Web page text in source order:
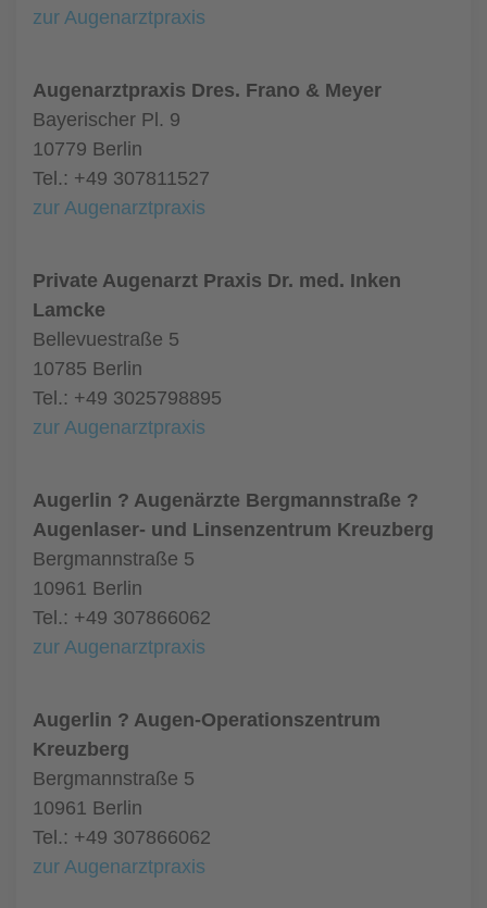
zur Augenarztpraxis
Augenarztpraxis Dres. Frano & Meyer
Bayerischer Pl. 9
10779 Berlin
Tel.: +49 307811527
zur Augenarztpraxis
Private Augenarzt Praxis Dr. med. Inken
Lamcke
Bellevuestraße 5
10785 Berlin
Tel.: +49 3025798895
zur Augenarztpraxis
Augerlin ? Augenärzte Bergmannstraße ?
Augenlaser- und Linsenzentrum Kreuzberg
Bergmannstraße 5
10961 Berlin
Tel.: +49 307866062
zur Augenarztpraxis
Augerlin ? Augen-Operationszentrum
Kreuzberg
Bergmannstraße 5
10961 Berlin
Tel.: +49 307866062
zur Augenarztpraxis